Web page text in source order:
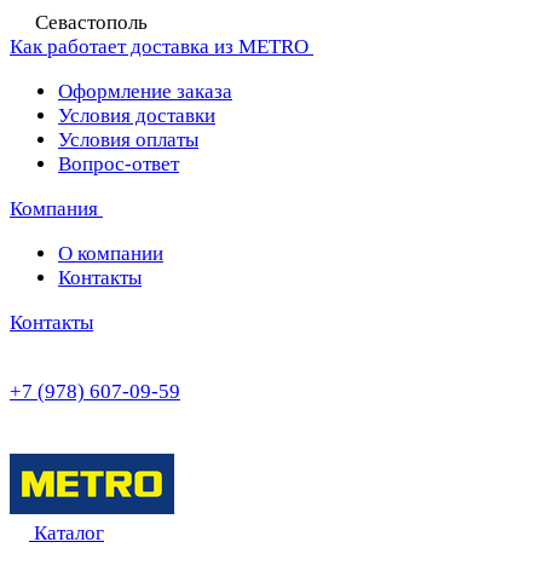
Севастополь
Как работает доставка из METRO
Оформление заказа
Условия доставки
Условия оплаты
Вопрос-ответ
Компания
О компании
Контакты
Контакты
+7 (978) 607-09-59
Каталог